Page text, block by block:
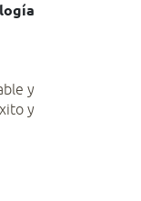
y
y